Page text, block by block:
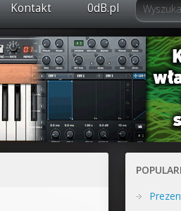
Kontakt 0dB.pl
0dB.pl - informacje
Newsletter
Materiały dla
Archiwum